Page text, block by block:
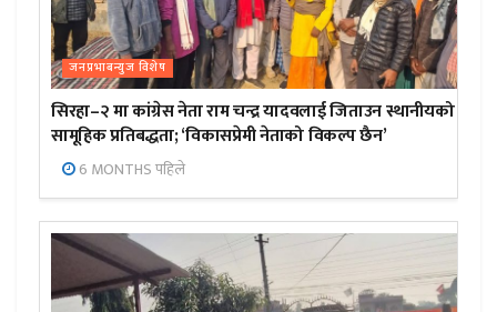
जनप्रभाबन्युज विशेष
सिरहा–२ मा कांग्रेस नेता राम चन्द्र यादवलाई जिताउन स्थानीयको
सामूहिक प्रतिबद्धता; ‘विकासप्रेमी नेताको विकल्प छैन’
6 MONTHS पहिले